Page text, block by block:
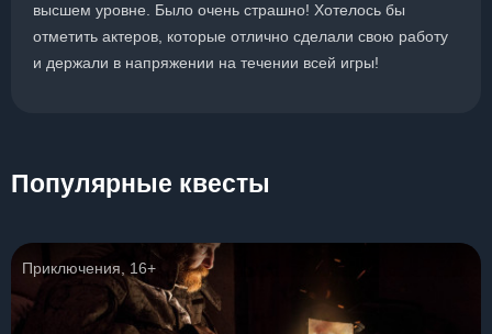
высшем уровне. Было очень страшно! Хотелось бы
отметить актеров, которые отлично сделали свою работу
и держали в напряжении на течении всей игры!
Популярные квесты
Приключения, 16+